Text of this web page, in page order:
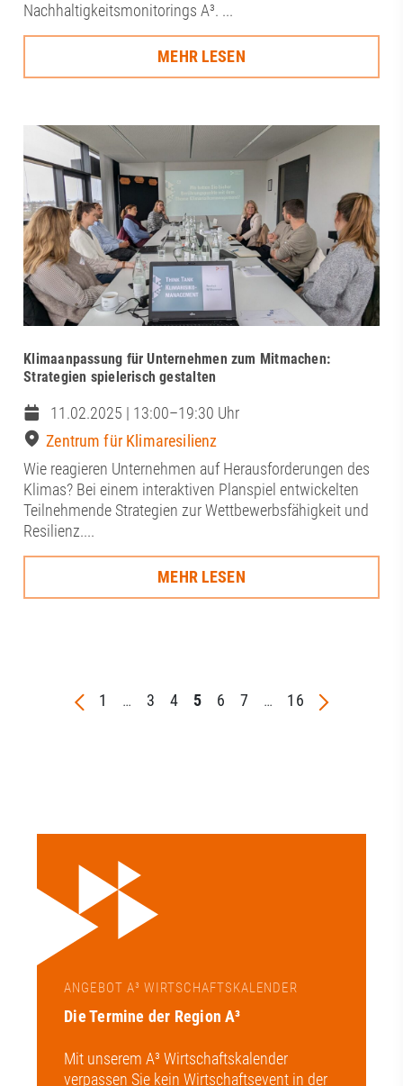
Nachhaltigkeitsmonitorings A³. ...
MEHR LESEN
Klimaanpassung für Unternehmen zum Mitmachen:
Strategien spielerisch gestalten
11.02.2025 | 13:00–19:30 Uhr
Zentrum für Klimaresilienz
Wie reagieren Unternehmen auf Herausforderungen des
Klimas? Bei einem interaktiven Planspiel entwickelten
Teilnehmende Strategien zur Wettbewerbsfähigkeit und
Resilienz....
MEHR LESEN
1 … 3 4 5 6 7 … 16
ANGEBOT A³ WIRTSCHAFTSKALENDER
Die Termine der Region A³
Mit unserem A³ Wirtschaftskalender
verpassen Sie kein Wirtschaftsevent in der